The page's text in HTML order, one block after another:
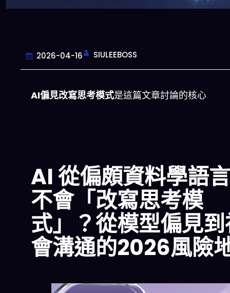
2026-04-16 SIULEEBOSS
AI偏見改寫思考模式是這篇文章討論的核心
AI 從偏頗資料學語
不會「改寫思考模
式」？從模型偏見
會溝通的2026風險